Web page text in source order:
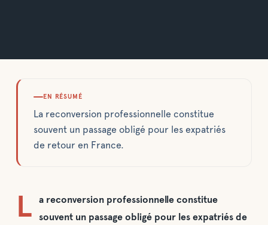
EN RÉSUMÉ
La reconversion professionnelle constitue
souvent un passage obligé pour les expatriés
de retour en France.
L
a reconversion professionnelle constitue
souvent un passage obligé pour les expatriés de